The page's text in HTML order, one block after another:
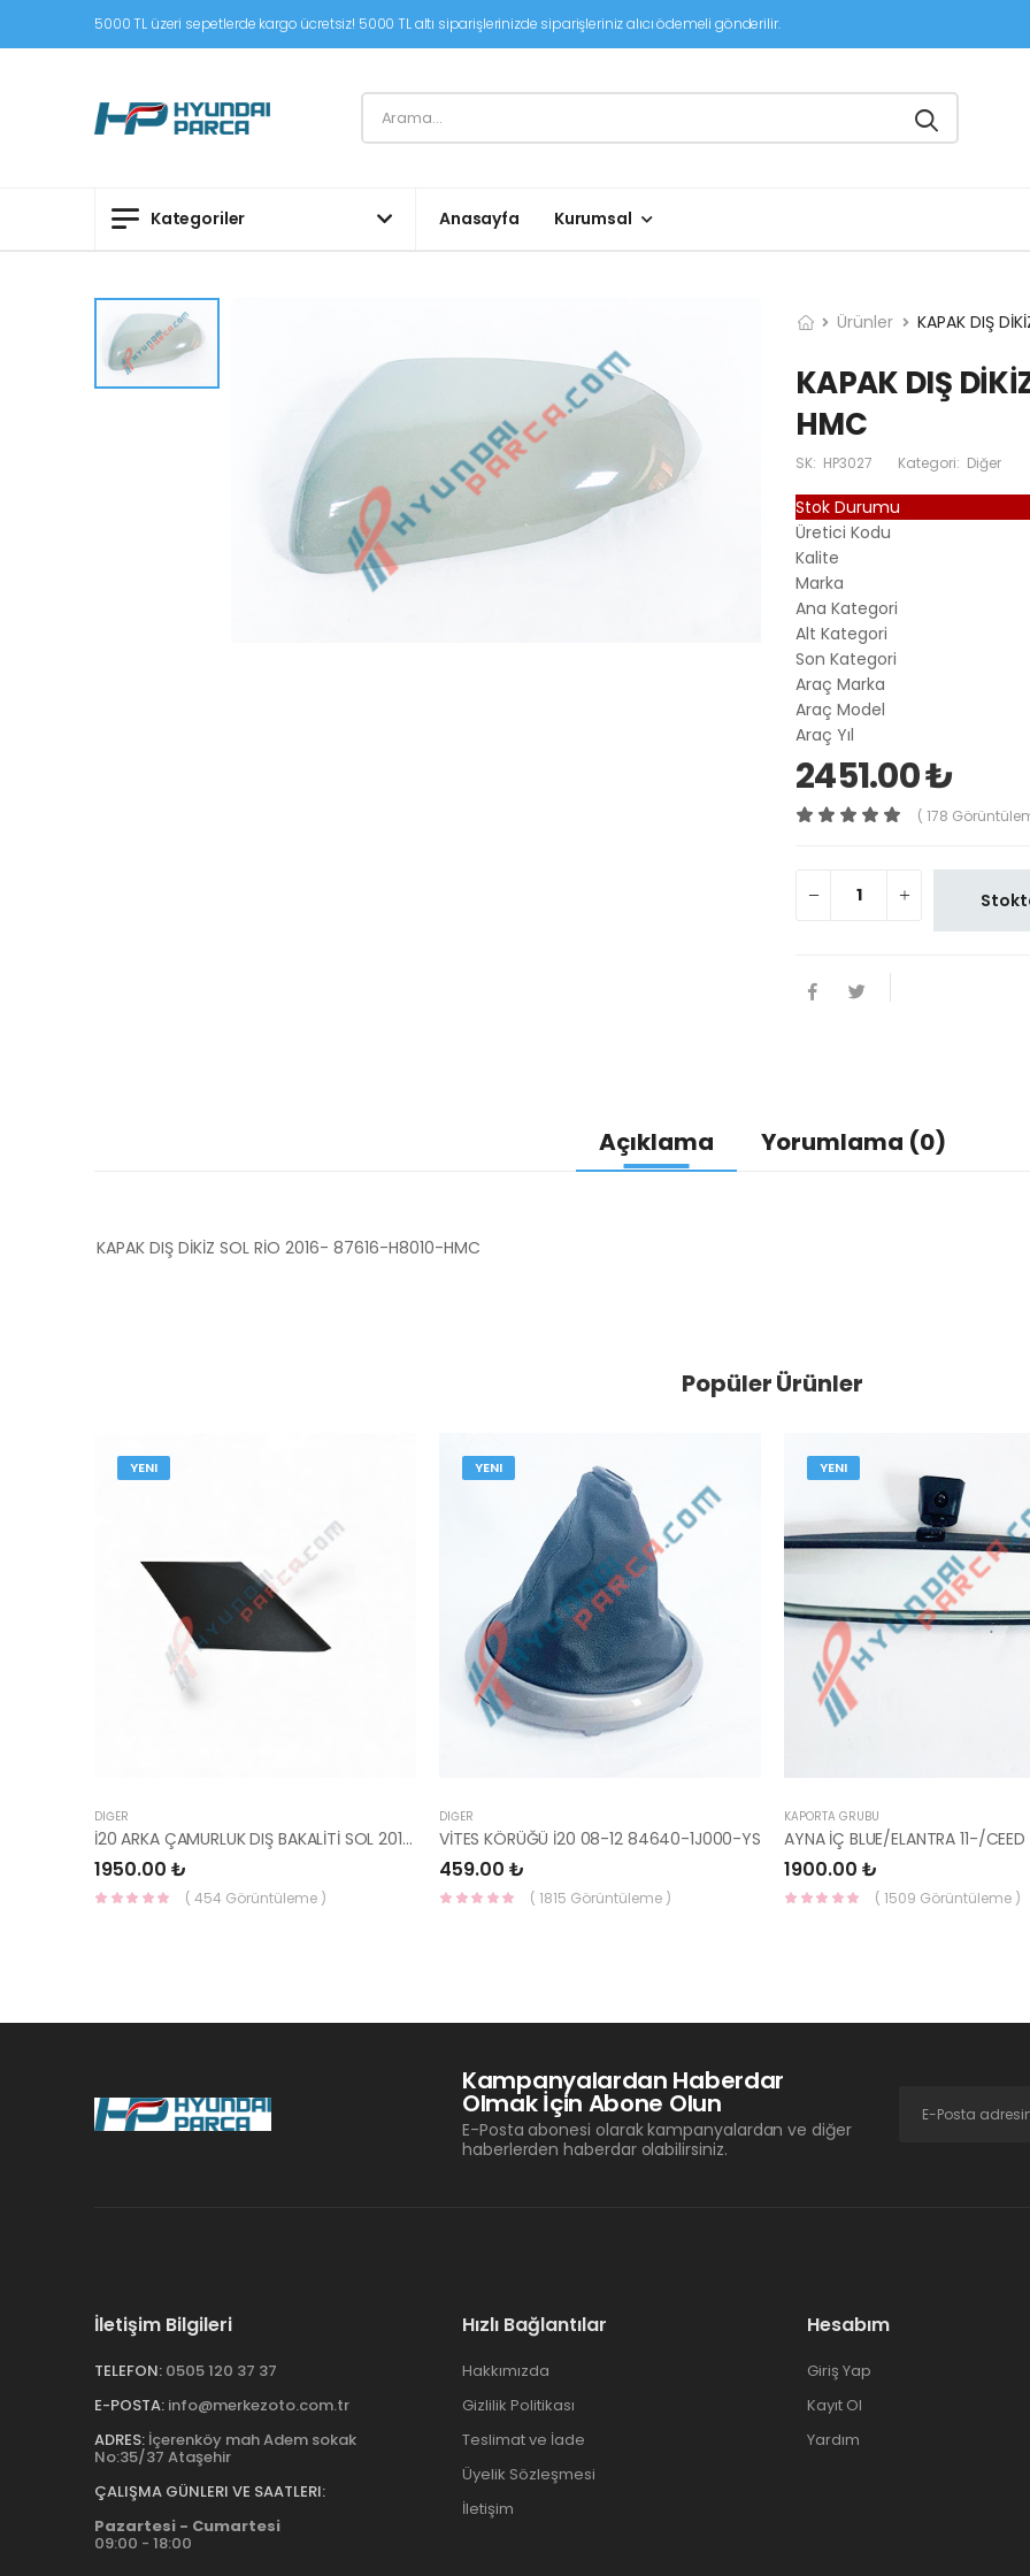
5000 TL üzeri sepetlerde kargo ücretsiz! 5000 TL altı siparişlerinizde siparişleriniz alıcı ödemeli gönderilir.
Kategoriler Anasayfa Kurumsal
Ürünler KAPAK DIŞ
KAPAK DIŞ
HMC
SK: HP3027 Kategori: Diğer
Stok Durumu
Üretici Kodu
Kalite
Marka
Ana Kategori
Alt Kategori
Son Kategori
Araç Marka
Araç Model
Araç Yıl
2451.00 ₺
( 178
Açıklama Yorumlama (0)
KAPAK DIŞ DİKİZ SOL RİO 2016- 87616-H8010-HMC
Popüler Ürünler
YENI
DIĞER
İ20 ARKA ÇAMURLUK DIŞ BAKALİTİ SOL 2015- ( PARLAK SİYAH ) 87360-C8000-YS
1950.00 ₺
( 454 Görüntüleme )
YENI
DIĞER
VİTES KÖRÜĞÜ İ20 08-12 84640-1J000-YS
459.00 ₺
( 1815 Görüntüleme )
YENI
KAPORTA GRUBU
1900.00 ₺
( 1509 Görüntüleme )
Kampanyalardan Haberdar
Olmak İçin Abone Olun
E-Posta abonesi olarak kampanyalardan ve diğer
haberlerden haberdar olabilirsiniz.
İletişim Bilgileri
TELEFON: 0505 120 37 37
E-POSTA: info@merkezoto.com.tr
ADRES: İçerenköy mah Adem sokak
No:35/37 Ataşehir
ÇALIŞMA GÜNLERI VE SAATLERI:
Pazartesi - Cumartesi
09:00 - 18:00
Hızlı Bağlantılar
Hakkımızda
Gizlilik Politikası
Teslimat ve İade
Üyelik Sözleşmesi
İletişim
Hesabım
Giriş Yap
Kayıt Ol
Yardım